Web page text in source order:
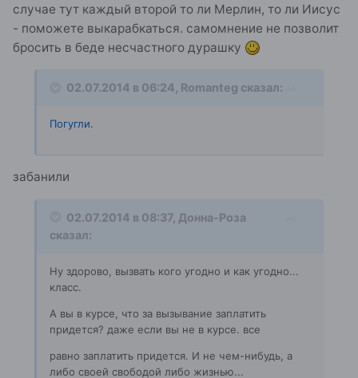
случае тут каждый второй то ли Мерлин, то ли Иисус
- поможете выкарабкаться. самомнение не позволит
бросить в беде несчастного дурашку
02.07.2014 в 06:24, Romanteg сказал:
Погугли.
забанили
02.07.2014 в 08:37, Донна-Роза
сказал:
Ну здорово, вызвать кого угодно и как угодно...
класс.
А вы в курсе, что за вызывание заплатить
придется? даже если вы не в курсе. все
равно заплатить придется. И не чем-нибудь, а
либо своей свободой либо жизнью...